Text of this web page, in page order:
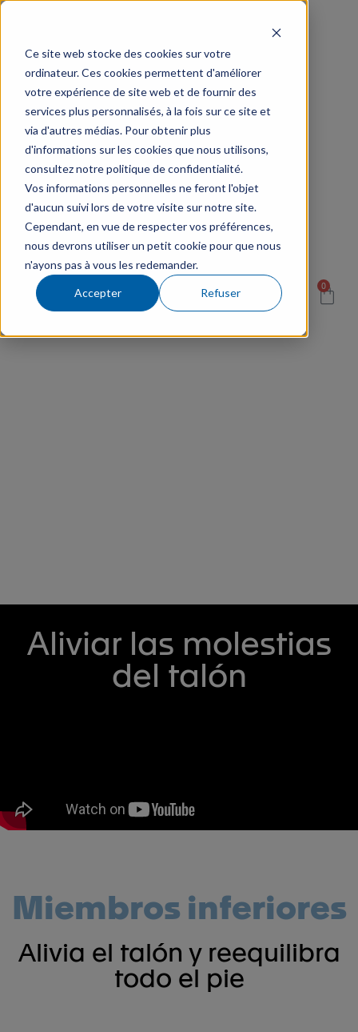
Ce site web stocke des cookies sur votre
ordinateur. Ces cookies permettent d'améliorer
votre expérience de site web et de fournir des
services plus personnalisés, à la fois sur ce site et
via d'autres médias. Pour obtenir plus
d'informations sur les cookies que nous utilisons,
consultez notre politique de confidentialité.
Vos informations personnelles ne feront l'objet
d'aucun suivi lors de votre visite sur notre site.
Cependant, en vue de respecter vos préférences,
nous devrons utiliser un petit cookie pour que nous
n'ayons pas à vous les redemander.
Accepter Refuser
0
Aliviar las molestias
del talón
Miembros inferiores
Alivia el talón y reequilibra
todo el pie